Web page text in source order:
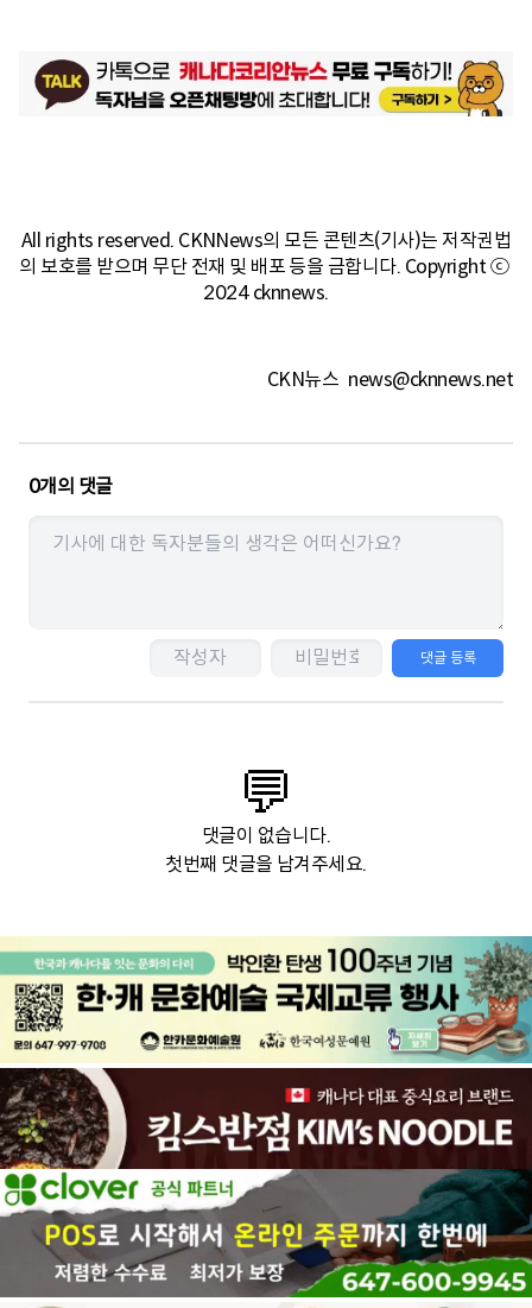
All rights reserved. CKNNews의 모든 콘텐츠(기사)는 저작권법
의 보호를 받으며 무단 전재 및 배포 등을 금합니다. Copyright ⓒ
2024 cknnews.
CKN뉴스 news@cknnews.net
0개의 댓글
댓글 등록
💬
댓글이 없습니다.
첫번째 댓글을 남겨주세요.